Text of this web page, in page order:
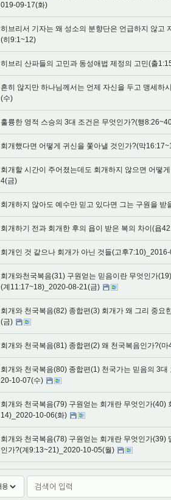
019-09-17(화)
히브리서 기자는 왜 성소의 분향단은 언급하지 않고
(히9:1~12)
히브리 산파들의 고민과 동성애법 제정의 고민(출
흔히 않지만 하나님께서는 언제 자신을 두고 맹세하
(수)
훌륭한 영적 스승의 3대 조건은 무엇인가?(행
회개했다면 어떻게 귀신을 쫓아낼 것인가?(막
회개할 시간이 주어졌는데도 회개하지 않으면 어떻
4(금)
회개하지 않아도 예수만 믿고 있다면 그는 구원을
회개하기 전과 회개한 후의 욥이 받은 복의 차이(욥
회개인 것 같으나 회개가 아닌 것들(고후
회개와천국복음(31) 구원얻는 믿음이란 무엇인가
(계11:17~18)_2020-08-21(금)
회개와 천국복음(82) 종합편(3) 회개가 왜 그리 중
(금)
회개와 천국복음(81) 종합편(2) 왜 천국복음인가?(
회개와 천국복음(80) 종합편(1) 천국가는 믿음의 3
20-10-07(수)
회개와 천국복음(79) 구원얻는 회개란 무엇인가(40)
14)_2020-10-06(화)
회개와 천국복음(78) 구원얻는 회개란 무엇인가(39)
인가?(계9:13~21)_2020-10-05(월)